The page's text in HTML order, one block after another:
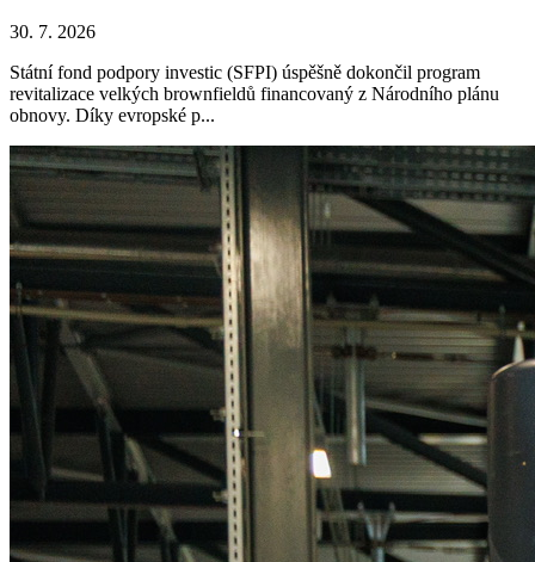
30. 7. 2026
Státní fond podpory investic (SFPI) úspěšně dokončil program
revitalizace velkých brownfieldů financovaný z Národního plánu
obnovy. Díky evropské p...